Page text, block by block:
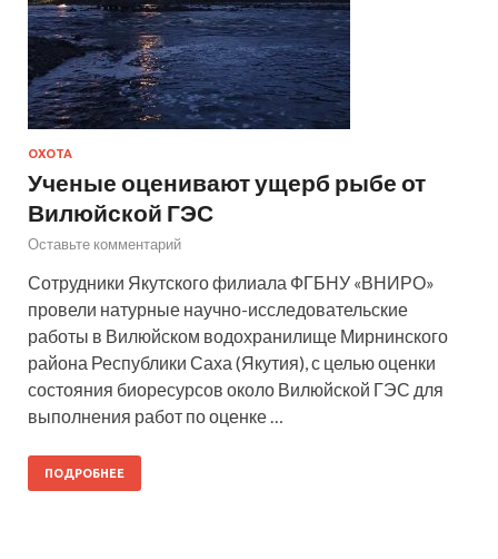
ОХОТА
Ученые оценивают ущерб рыбе от
Вилюйской ГЭС
Оставьте комментарий
Сотрудники Якутского филиала ФГБНУ «ВНИРО»
провели натурные научно-исследовательские
работы в Вилюйском водохранилище Мирнинского
района Республики Саха (Якутия), с целью оценки
состояния биоресурсов около Вилюйской ГЭС для
выполнения работ по оценке …
ПОДРОБНЕЕ